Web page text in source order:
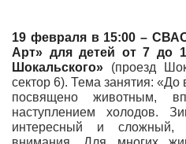
19 февраля в 15:00 –
Арт» для детей от 7 до
Шокальского» (проезд
сектор 6). Тема занятия:
посвящено животным,
наступлением холодов.
интересный и сложный,